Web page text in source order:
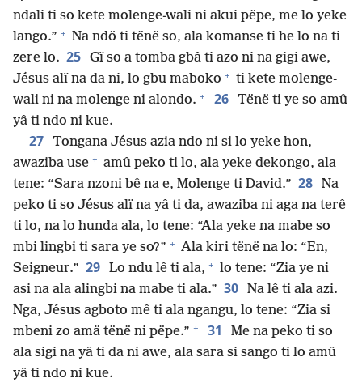
ndali ti so kete molenge-wali ni akui pëpe, me lo yeke
lango.” + Na ndö ti tënë so, ala komanse ti he lo na ti
zere lo. 25 Gï so a tomba gbâ ti azo ni na gigi awe,
Jésus alï na da ni, lo gbu maboko + ti kete molenge-
wali ni na molenge ni alondo. + 26 Tënë ti ye so amû
yâ ti ndo ni kue.
27 Tongana Jésus azia ndo ni si lo yeke hon,
awaziba use + amû peko ti lo, ala yeke dekongo, ala
tene: “Sara nzoni bê na e, Molenge ti David.” 28 Na
peko ti so Jésus alï na yâ ti da, awaziba ni aga na terê
ti lo, na lo hunda ala, lo tene: “Ala yeke na mabe so
mbi lingbi ti sara ye so?” + Ala kiri tënë na lo: “En,
Seigneur.” 29 Lo ndu lê ti ala, + lo tene: “Zia ye ni
asi na ala alingbi na mabe ti ala.” 30 Na lê ti ala azi.
Nga, Jésus agboto mê ti ala ngangu, lo tene: “Zia si
mbeni zo amä tënë ni pëpe.” + 31
Me na peko ti so
ala sigi na yâ ti da ni awe, ala sara si sango ti lo amû
yâ ti ndo ni kue.